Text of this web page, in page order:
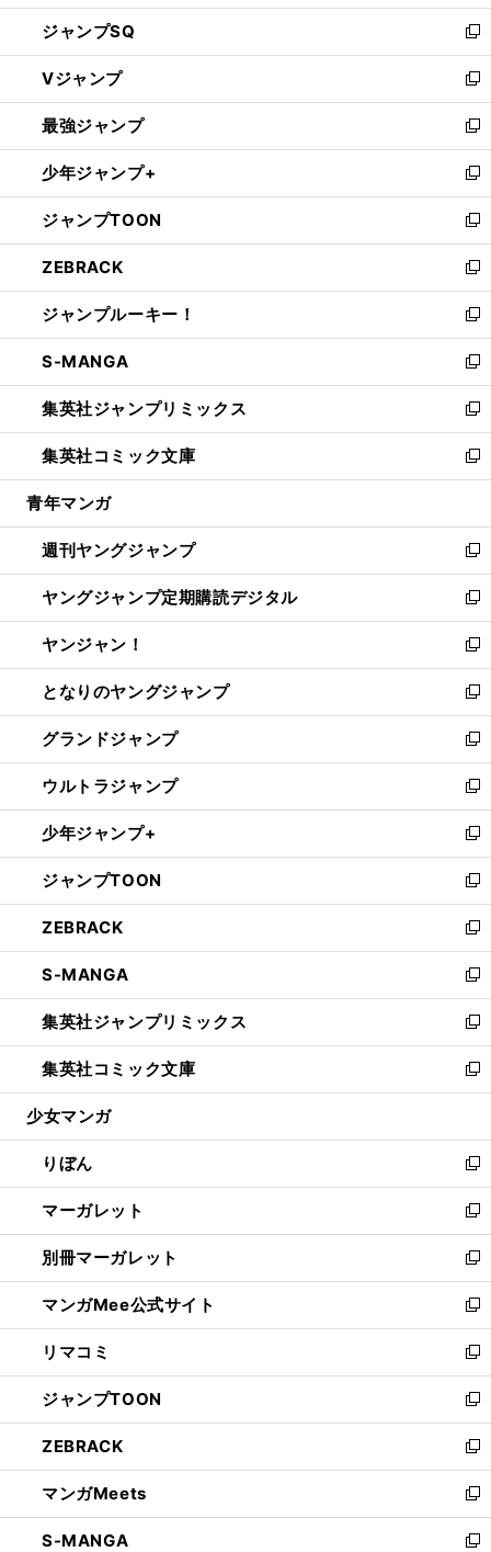
し
い
ウ
ィ
ン
ド
ウ
で
開
く
ジャンプSQ
新
し
い
ウ
ィ
ン
ド
ウ
で
開
く
Vジャンプ
新
し
い
ウ
ィ
ン
ド
ウ
で
開
く
最強ジャンプ
新
し
い
ウ
ィ
ン
ド
ウ
で
開
く
少年ジャンプ+
新
し
い
ウ
ィ
ン
ド
ウ
で
開
く
ジャンプTOON
新
し
い
ウ
ィ
ン
ド
ウ
で
開
く
ZEBRACK
新
し
い
ウ
ィ
ン
ド
ウ
で
開
ジャンプルーキー！
新
し
い
ウ
ィ
ン
ド
ウ
開
く
S-MANGA
新
し
い
ウ
ィ
ン
ウ
で
開
く
集英社ジャンプリミックス
新
し
い
ウ
ン
ド
ウ
で
開
く
集英社コミック文庫
新
し
ウ
ィ
ン
ド
ウ
で
開
く
青年マンガ
週刊ヤングジャンプ
新
し
い
ウ
ィ
ン
ド
ウ
で
開
く
ヤングジャンプ定期購読デジタル
新
し
い
ウ
ィ
ン
ド
ウ
で
開
く
ヤンジャン！
新
し
い
ウ
ィ
ン
ド
ウ
で
開
く
となりのヤングジャンプ
新
し
い
ウ
ィ
ン
ド
ウ
で
開
く
グランドジャンプ
新
し
い
ウ
ィ
ン
ド
ウ
で
開
く
ウルトラジャンプ
新
し
い
ウ
ィ
ン
ド
ウ
で
開
く
少年ジャンプ+
新
し
い
ウ
ィ
ン
ド
ウ
で
開
く
ジャンプTOON
新
し
い
ウ
ィ
ン
ド
ウ
で
開
ZEBRACK
新
し
い
ウ
ィ
ン
ド
ウ
開
く
S-MANGA
新
し
い
ウ
ィ
ン
ウ
で
開
く
集英社ジャンプリミックス
新
し
い
ウ
ン
ド
ウ
で
開
く
集英社コミック文庫
新
し
ウ
ィ
ン
ド
ウ
で
開
く
少女マンガ
りぼん
新
し
い
ウ
ィ
ン
ド
ウ
で
開
く
マーガレット
新
し
い
ウ
ィ
ン
ド
ウ
で
開
く
別冊マーガレット
新
し
い
ウ
ィ
ン
ド
ウ
で
開
く
マンガMee公式サイト
新
し
い
ウ
ィ
ン
ド
ウ
で
開
く
リマコミ
新
し
い
ウ
ィ
ン
ド
ウ
で
ジャンプTOON
新
し
い
ウ
ィ
ン
ド
ZEBRACK
新
し
い
ウ
ィ
マンガMeets
新
し
い
S-MANGA 新